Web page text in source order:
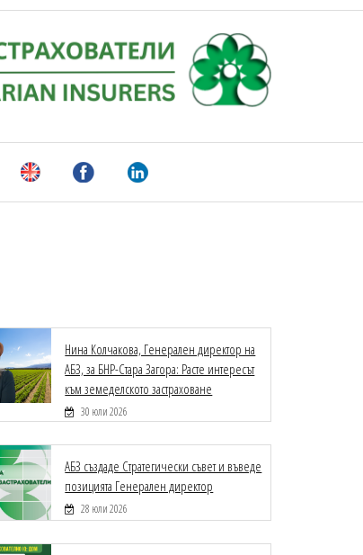
Нина Колчакова, Генерален директор на
АБЗ, за БНР-Стара Загора: Расте интересът
към земеделското застраховане
30 юли 2026
АБЗ създаде Стратегически съвет и въведе
позицията Генерален директор
28 юли 2026